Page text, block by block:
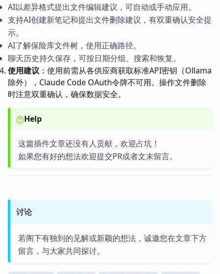
AI以差异格式提出文件编辑建议，可自动或手动应用。
支持AI创建新笔记和提出文件删除建议，有双重确认安全提
示。
AI了解保险库文件树，使用正确路径。
聊天历史持久保存，可按日期分组、搜索和恢复。
使用建议 ：使用前需从各供应商获取标准API密钥（Ollama
除外），Claude Code OAuth令牌不可用。操作文件删除
时注意双重确认，确保数据安全。
Help
这篇插件文章还没有人贡献，欢迎占坑！
如果您有好的想法欢迎提交PR或者文末留言。
讨论
若阁下有独到的见解或新颖的想法，诚邀您在文章下方
留言，与大家共同探讨。